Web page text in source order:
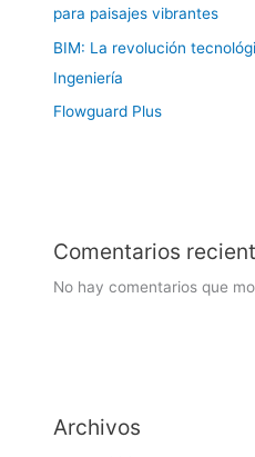
para paisajes vibrantes
BIM: La revolución
Ingeniería
Flowguard Plus
Comentarios
No hay comentarios que
Archivos